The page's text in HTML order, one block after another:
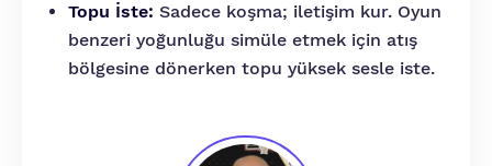
Topu İste: Sadece koşma; iletişim kur. Oyun
benzeri yoğunluğu simüle etmek için atış
bölgesine dönerken topu yüksek sesle iste.